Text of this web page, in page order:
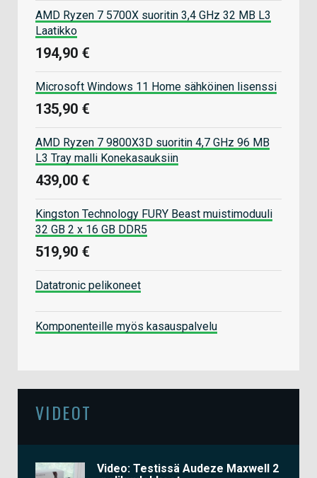
AMD Ryzen 7 5700X suoritin 3,4 GHz 32 MB L3
Laatikko
194,90 €
Microsoft Windows 11 Home sähköinen lisenssi
135,90 €
AMD Ryzen 7 9800X3D suoritin 4,7 GHz 96 MB
L3 Tray malli Konekasauksiin
439,00 €
Kingston Technology FURY Beast muistimoduuli
32 GB 2 x 16 GB DDR5
519,90 €
Datatronic pelikoneet
Komponenteille myös kasauspalvelu
VIDEOT
Video: Testissä Audeze Maxwell 2